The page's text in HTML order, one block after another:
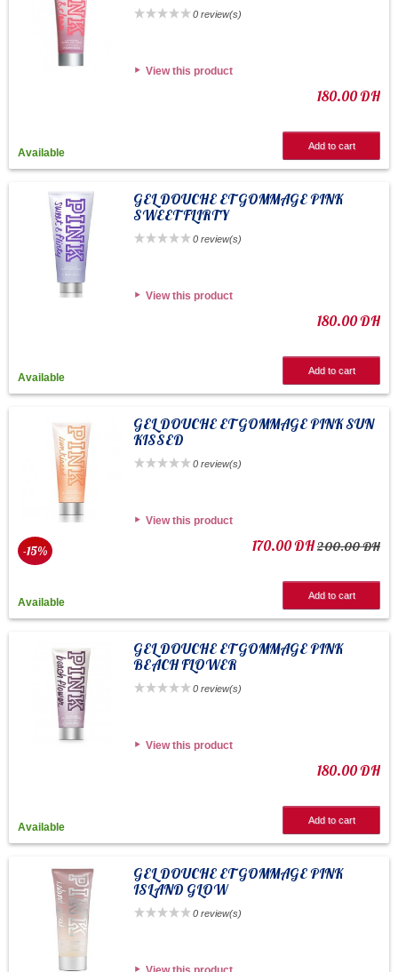
0 review(s)
View this product
180.00 DH
Available
Add to cart
GEL DOUCHE ET GOMMAGE PINK
SWEET FLIRTY
0 review(s)
View this product
180.00 DH
Available
Add to cart
GEL DOUCHE ET GOMMAGE PINK SUN
KISSED
0 review(s)
View this product
-15% 170.00 DH200.00 DH
Available
Add to cart
GEL DOUCHE ET GOMMAGE PINK
BEACH FLOWER
0 review(s)
View this product
180.00 DH
Available
Add to cart
GEL DOUCHE ET GOMMAGE PINK
ISLAND GLOW
0 review(s)